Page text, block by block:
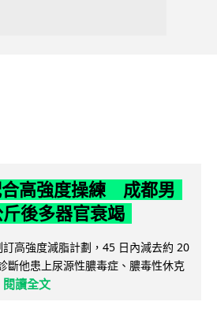
合高強度操練 成都男
後多器官衰竭
高強度減脂計劃，45 日內減去約 20
斷他患上尿源性膿毒症、膿毒性休克
閱讀全文